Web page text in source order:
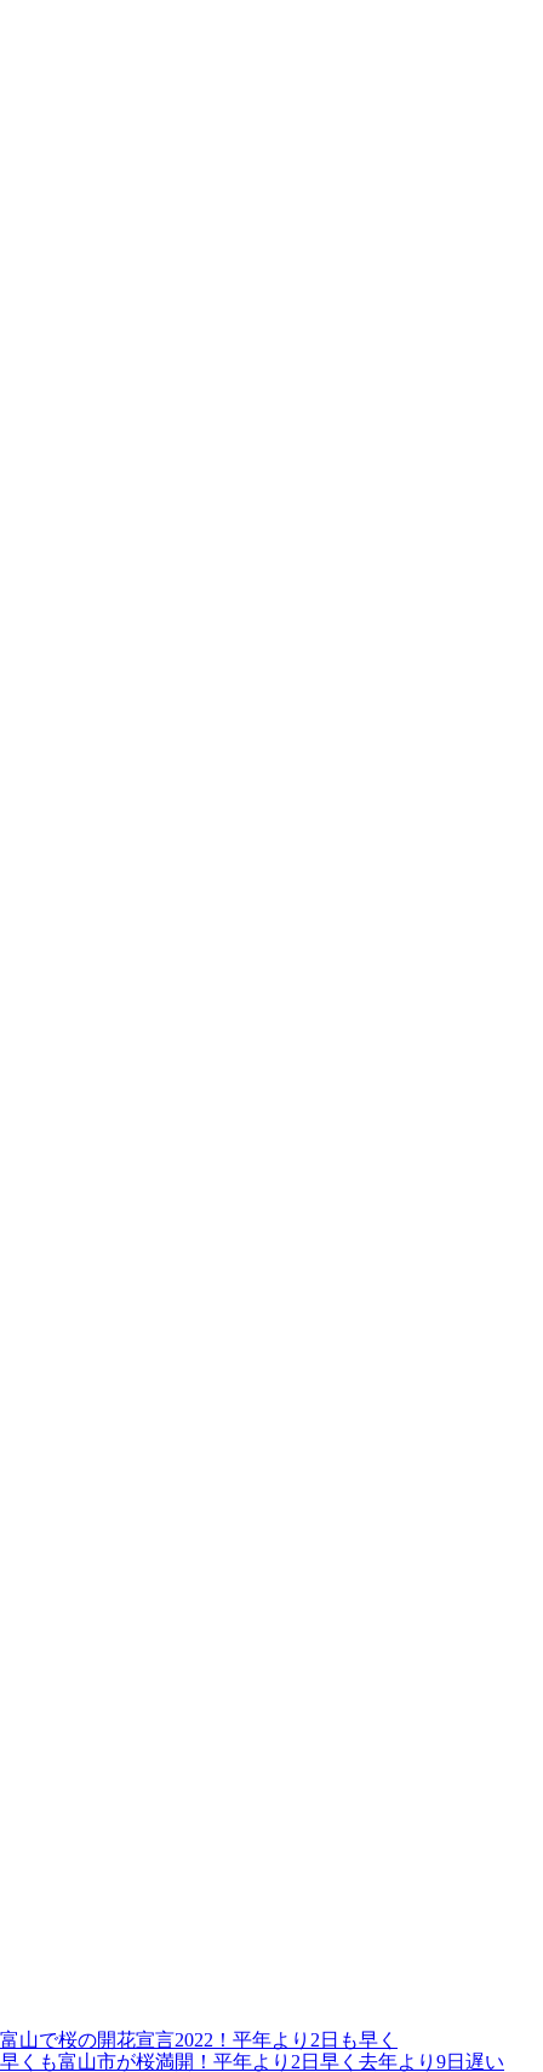
富山で桜の開花宣言2022！平年より2日も早く
早くも富山市が桜満開！平年より2日早く去年より9日遅い